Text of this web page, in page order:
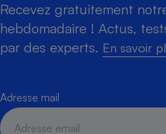
Recevez gratuitement
hebdomadaire ! Actus,
par des experts. En savoir
Adresse mail